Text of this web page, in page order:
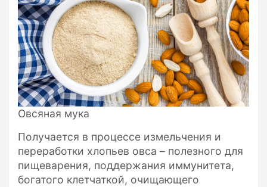
Овсяная мука
Получается в процессе измельчения и
переработки хлопьев овса – полезного для
пищеварения, поддержания иммунитета,
богатого клетчаткой, очищающего